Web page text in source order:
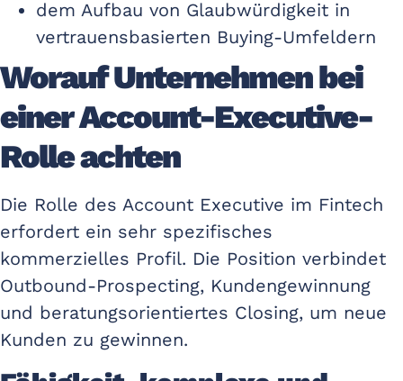
dem Aufbau von Glaubwürdigkeit in
vertrauensbasierten Buying-Umfeldern
Worauf Unternehmen bei
einer Account-Executive-
Rolle achten
Die Rolle des Account Executive im Fintech
erfordert ein sehr spezifisches
kommerzielles Profil. Die Position verbindet
Outbound-Prospecting, Kundengewinnung
und beratungsorientiertes Closing, um neue
Kunden zu gewinnen.